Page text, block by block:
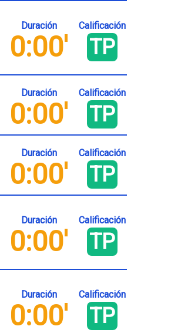
Duración
0:00'
Calificación
TP
Duración
0:00'
Calificación
TP
Duración
0:00'
Calificación
TP
Duración
0:00'
Calificación
TP
Duración
0:00'
Calificación
TP